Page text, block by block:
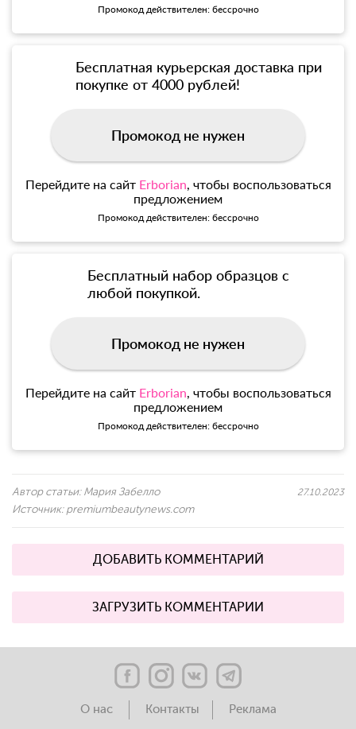
Промокод действителен: бессрочно
Бесплатная курьерская доставка при
покупке от 4000 рублей!
Промокод не нужен
Перейдите на сайт Erborian, чтобы воспользоваться
предложением
Промокод действителен: бессрочно
Бесплатный набор образцов с
любой покупкой.
Промокод не нужен
Перейдите на сайт Erborian, чтобы воспользоваться
предложением
Промокод действителен: бессрочно
Автор статьи: Мария Забелло
Источник: premiumbeautynews.com
27.10.2023
ДОБАВИТЬ КОММЕНТАРИЙ
ЗАГРУЗИТЬ КОММЕНТАРИИ
О нас Контакты Реклама